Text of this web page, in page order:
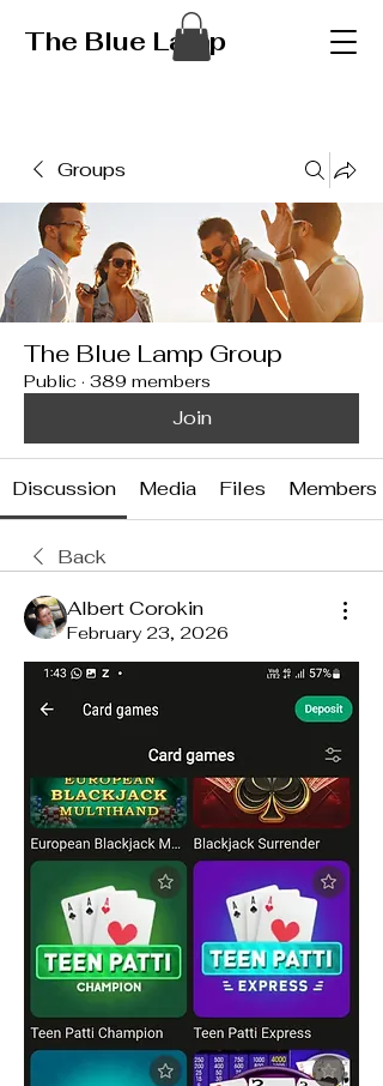
The Blue Lamp
Groups
The Blue Lamp Group
Public · 389 members
Join
Discussion Media Files Members
Back
Albert Corokin
February 23, 2026